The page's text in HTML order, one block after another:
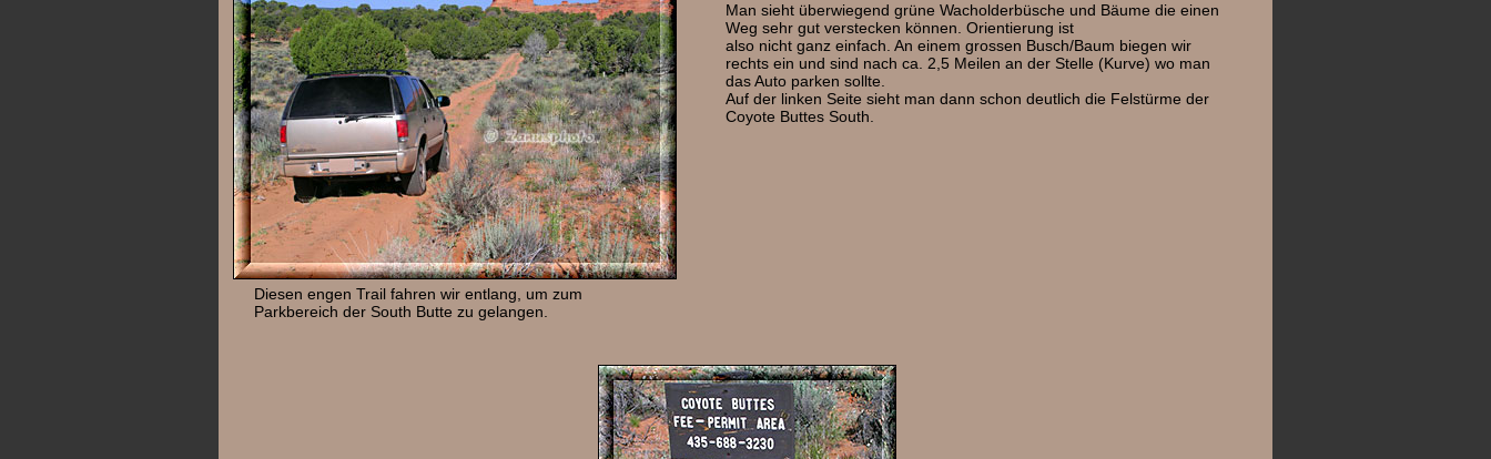
Diesen engen Trail fahren wir entlang, um zum
Parkbereich der South Butte zu gelangen.
Man sieht überwiegend grüne Wacholderbüsche und Bäume die einen
Weg sehr gut verstecken können. Orientierung ist
also nicht ganz einfach. An einem grossen Busch/Baum biegen wir
rechts ein und sind nach ca. 2,5 Meilen an der Stelle (Kurve) wo man
das Auto parken sollte.
Auf der linken Seite sieht man dann schon deutlich die Felstürme der
Coyote Buttes South.